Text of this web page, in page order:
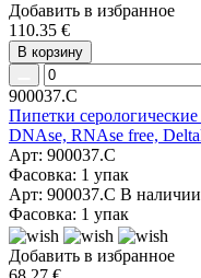
Добавить в избранное
110.35 €
В корзину
900037.C
Пипетки
DNAse, RNAse free,
Арт: 900037.C
Фасовка: 1 упак
Арт: 900037.C В наличии
Фасовка: 1 упак
Добавить в избранное